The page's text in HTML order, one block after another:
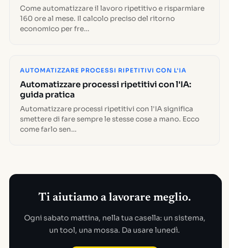
Come automatizzare il lavoro ripetitivo e risparmiare
160 ore al mese. Il calcolo preciso del ritorno
economico per fre…
AUTOMATIZZARE PROCESSI RIPETITIVI CON L'IA
Automatizzare processi ripetitivi con l'IA:
guida pratica
Automatizzare processi ripetitivi con l'IA significa
smettere di fare sempre le stesse cose a mano. Ecco
come farlo sen…
Ti aiutiamo a lavorare meglio.
Ogni sabato mattina, nella tua casella: un sistema,
un tool, una mossa. Da usare lunedì.